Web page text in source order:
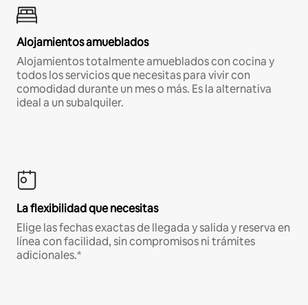
Alojamientos amueblados
Alojamientos totalmente amueblados con cocina y
todos los servicios que necesitas para vivir con
comodidad durante un mes o más. Es la alternativa
ideal a un subalquiler.
La flexibilidad que necesitas
Elige las fechas exactas de llegada y salida y reserva en
línea con facilidad, sin compromisos ni trámites
adicionales.*